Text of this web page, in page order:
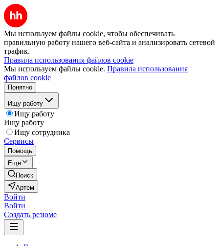
Мы используем файлы cookie, чтобы обеспечивать
правильную работу нашего веб-сайта и анализировать сетевой
трафик.
Правила использования файлов cookie
Мы используем файлы cookie. Правила использования
файлов cookie
Понятно
Ищу работу
Ищу работу
Ищу работу
Ищу сотрудника
Сервисы
Помощь
Ещё
Поиск
Артем
Войти
Войти
Создать резюме